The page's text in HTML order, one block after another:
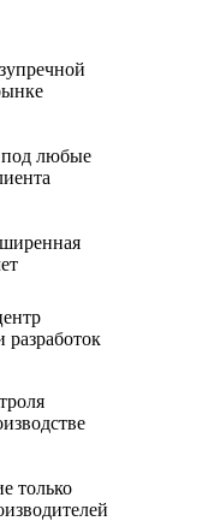
под любые
разработок
только